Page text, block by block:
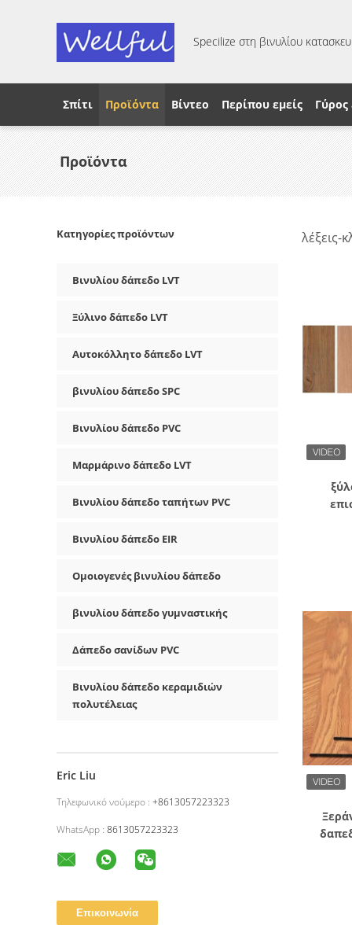
Specilize στη βινυλίου
Σπίτι Προϊόντα Βίντεο Περίπου εμείς
Προϊόντα
Κατηγορίες προϊόντων
Βινυλίου δάπεδο LVT
Ξύλινο δάπεδο LVT
Αυτοκόλλητο δάπεδο LVT
βινυλίου δάπεδο SPC
Βινυλίου δάπεδο PVC
Μαρμάρινο δάπεδο LVT
Βινυλίου δάπεδο ταπήτων PVC
Βινυλίου δάπεδο EIR
Ομοιογενές βινυλίου δάπεδο
βινυλίου δάπεδο γυμναστικής
Δάπεδο σανίδων PVC
Βινυλίου δάπεδο κεραμιδιών
πολυτέλειας
Eric Liu
Τηλεφωνικό νούμερο : +8613057223323
WhatsApp : 8613057223323
λέξεις-